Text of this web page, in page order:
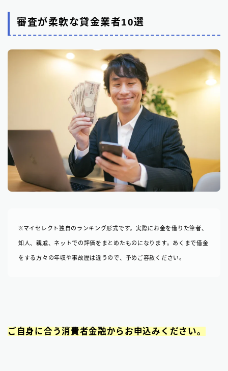
審査が柔軟な貸金業者10選
※マイセレクト独自のランキング形式です。実際にお金を借りた筆者、
知人、親戚、ネットでの評価をまとめたものになります。あくまで借金
をする方々の年収や事故歴は違うので、予めご容赦ください。
ご自身に合う消費者金融からお申込みください。